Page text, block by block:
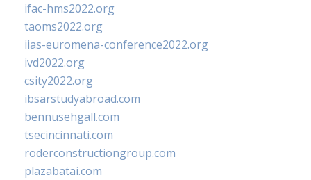
ifac-hms2022.org
taoms2022.org
iias-euromena-conference2022.org
ivd2022.org
csity2022.org
ibsarstudyabroad.com
bennusehgall.com
tsecincinnati.com
roderconstructiongroup.com
plazabatai.com